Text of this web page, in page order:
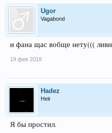
Ugor
Vagabond
и фана щас вобще нету(((
19 фев 2018
Hadez
Heir
Я бы простил.